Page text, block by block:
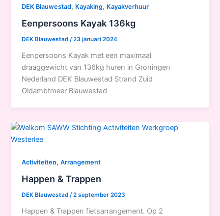
DEK Blauwestad, Kayaking, Kayakverhuur
Eenpersoons Kayak 136kg
DEK Blauwestad/23 januari 2024
Eenpersoons Kayak met een maximaal
draaggewicht van 136kg huren in Groningen
Nederland DEK Blauwestad Strand Zuid
Oldambtmeer Blauwestad
Activiteiten,Arrangement
Happen & Trappen
DEK Blauwestad/2 september 2023
Happen & Trappen fietsarrangement. Op 2